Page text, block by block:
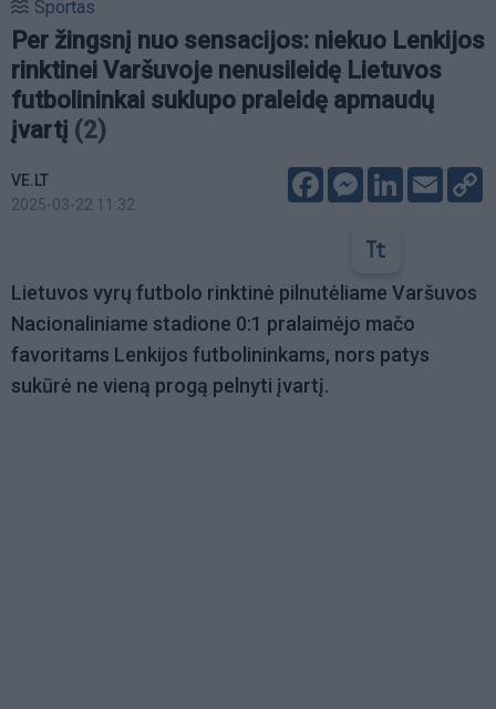
Sportas
Per žingsnį nuo sensacijos: niekuo Lenkijos
rinktinei Varšuvoje nenusileidę Lietuvos
futbolininkai suklupo praleidę apmaudų
įvartį (2)
VE.LT
2025-03-22 11:32
FacebookMessenger
LinkedIn
Email
Lietuvos vyrų futbolo rinktinė pilnutėliame Varšuvos
Nacionaliniame stadione 0:1 pralaimėjo mačo
favoritams Lenkijos futbolininkams, nors patys
sukūrė ne vieną progą pelnyti įvartį.